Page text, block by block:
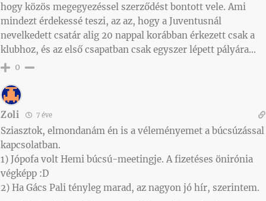
hogy közös megegyezéssel szerződést bontott vele. Ami
mindezt érdekessé teszi, az az, hogy a Juventusnál
nevelkedett csatár alig 20 nappal korábban érkezett csak a
klubhoz, és az első csapatban csak egyszer lépett pályára…
0
Zoli 7 éve
Sziasztok, elmondanám én is a véleményemet a búcsúzással
kapcsolatban.
1) Jópofa volt Hemi búcsú-meetingje. A fizetéses önirónia
végképp :D
2) Ha Gács Pali tényleg marad, az nagyon jó hír, szerintem.